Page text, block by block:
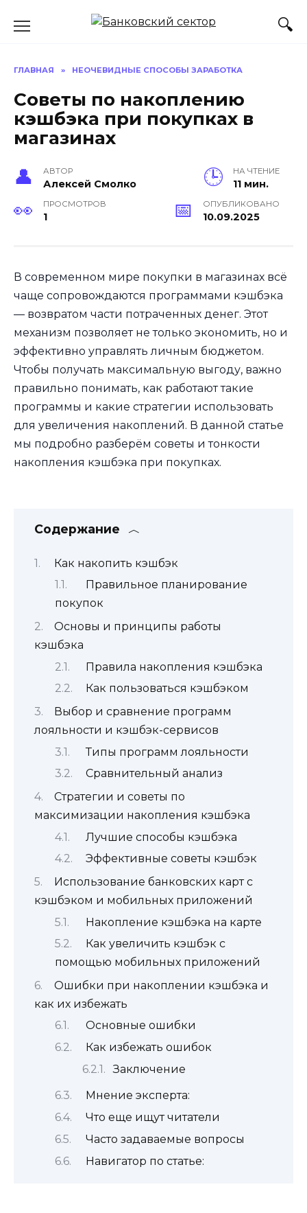
ГЛАВНАЯ » НЕОЧЕВИДНЫЕ СПОСОБЫ ЗАРАБОТКА
Советы по накоплению
кэшбэка при покупках в
магазинах
АВТОР
Алексей Смолко
НА ЧТЕНИЕ
11 мин.
ПРОСМОТРОВ
1
ОПУБЛИКОВАНО
10.09.2025
В современном мире покупки в магазинах всё
чаще сопровождаются программами кэшбэка
— возвратом части потраченных денег. Этот
механизм позволяет не только экономить, но и
эффективно управлять личным бюджетом.
Чтобы получать максимальную выгоду, важно
правильно понимать, как работают такие
программы и какие стратегии использовать
для увеличения накоплений. В данной статье
мы подробно разберём советы и тонкости
накопления кэшбэка при покупках.
Содержание
Как накопить кэшбэк
Правильное планирование
покупок
Основы и принципы работы
кэшбэка
Правила накопления кэшбэка
Как пользоваться кэшбэком
Выбор и сравнение программ
лояльности и кэшбэк-сервисов
Типы программ лояльности
Сравнительный анализ
Стратегии и советы по
максимизации накопления кэшбэка
Лучшие способы кэшбэка
Эффективные советы кэшбэк
Использование банковских карт с
кэшбэком и мобильных приложений
Накопление кэшбэка на карте
Как увеличить кэшбэк с
помощью мобильных приложений
Ошибки при накоплении кэшбэка и
как их избежать
Основные ошибки
Как избежать ошибок
Заключение
Мнение эксперта:
Что еще ищут читатели
Часто задаваемые вопросы
Навигатор по статье: